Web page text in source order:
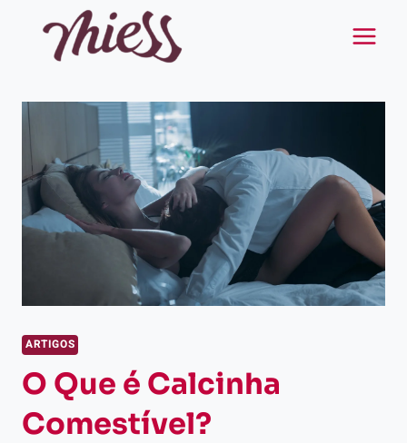
ARTIGOS
O Que é Calcinha
Comestível?